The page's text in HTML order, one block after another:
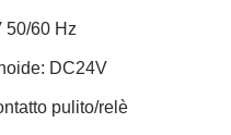
50/60 Hz
DC24V
pulito/relè